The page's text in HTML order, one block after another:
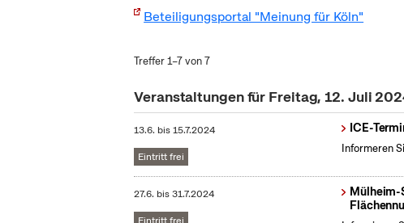
Beteiligungsportal "Meinung für Köln"
Treffer 1–7 von 7
Veranstaltungen für Freitag, 12. Juli
13.6. bis15.7.2024
Eintritt frei
ICE-
Informeren
27.6. bis31.7.2024
Mülheim-